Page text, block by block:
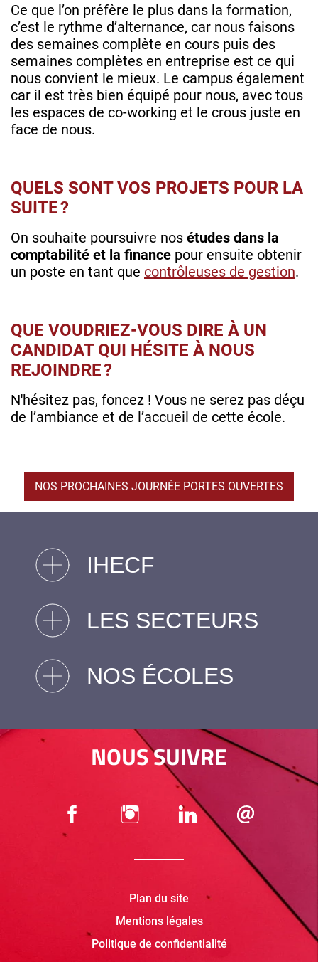
Ce que l’on préfère le plus dans la formation,
c’est le rythme d’alternance, car nous faisons
des semaines complète en cours puis des
semaines complètes en entreprise est ce qui
nous convient le mieux. Le campus également
car il est très bien équipé pour nous, avec tous
les espaces de co-working et le crous juste en
face de nous.
QUELS SONT VOS PROJETS POUR LA
SUITE ?
On souhaite poursuivre nos études dans la
comptabilité et la finance pour ensuite obtenir
un poste en tant que contrôleuses de gestion.
QUE VOUDRIEZ-VOUS DIRE À UN
CANDIDAT QUI HÉSITE À NOUS
REJOINDRE ?
N'hésitez pas, foncez ! Vous ne serez pas déçu
de l’ambiance et de l’accueil de cette école.
NOS PROCHAINES JOURNÉE PORTES OUVERTES
IHECF
LES SECTEURS
NOS ÉCOLES
NOUS SUIVRE
Plan du site
Mentions légales
Politique de confidentialité